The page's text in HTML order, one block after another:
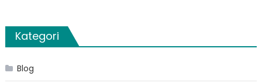
Kategori
Blog